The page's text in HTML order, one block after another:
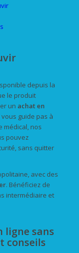
depuis la
le produit
un achat en
guide pas à
médical, nos
pouvez
sans quitter
avec des
. Bénéficiez de
intermédiaire et
ligne sans
conseils